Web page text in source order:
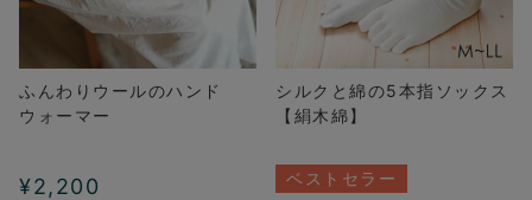
ふんわりウールのハンド
ウォーマー
¥2,200
シルクと綿の5本指ソックス
【絹木綿】
ベストセラー